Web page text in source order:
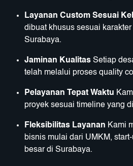
Layanan Custom Sesuai
dibuat khusus sesuai
Surabaya.
Jaminan Kualitas Setiap
telah melalui proses quality
Pelayanan Tepat Waktu
proyek sesuai timeline yang
Fleksibilitas Layanan Kami
bisnis mulai dari UMKM,
besar di Surabaya.